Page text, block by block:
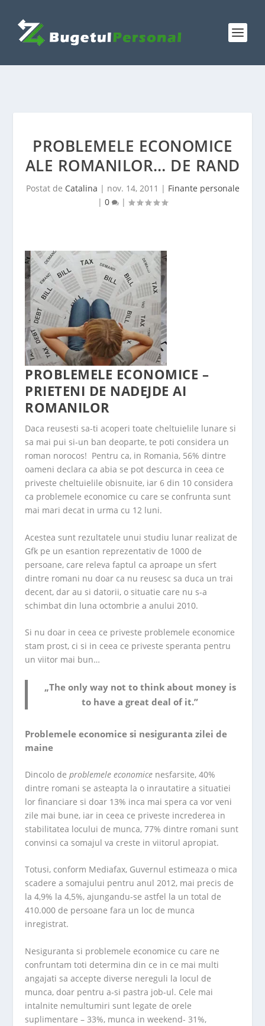
PROBLEMELE ECONOMICE
ALE ROMANILOR… DE RAND
Postat de Catalina | nov. 14, 2011 | Finante personale
| 0 |
PROBLEMELE ECONOMICE –
PRIETENI DE NADEJDE AI
ROMANILOR
Daca reusesti sa-ti acoperi toate cheltuielile lunare si
sa mai pui si-un ban deoparte, te poti considera un
roman norocos! Pentru ca, in Romania, 56% dintre
oameni declara ca abia se pot descurca in ceea ce
priveste cheltuielile obisnuite, iar 6 din 10 considera
ca problemele economice cu care se confrunta sunt
mai mari decat in urma cu 12 luni.
Acestea sunt rezultatele unui studiu lunar realizat de
Gfk pe un esantion reprezentativ de 1000 de
persoane, care releva faptul ca aproape un sfert
dintre romani nu doar ca nu reusesc sa duca un trai
decent, dar au si datorii, o situatie care nu s-a
schimbat din luna octombrie a anului 2010.
Si nu doar in ceea ce priveste problemele economice
stam prost, ci si in ceea ce priveste speranta pentru
un viitor mai bun…
„The only way not to think about money is
to have a great deal of it.”
Problemele economice si nesiguranta zilei de
maine
Dincolo de problemele economice nesfarsite, 40%
dintre romani se asteapta la o inrautatire a situatiei
lor financiare si doar 13% inca mai spera ca vor veni
zile mai bune, iar in ceea ce priveste increderea in
stabilitatea locului de munca, 77% dintre romani sunt
convinsi ca somajul va creste in viitorul apropiat.
Totusi, conform Mediafax, Guvernul estimeaza o mica
scadere a somajului pentru anul 2012, mai precis de
la 4,9% la 4,5%, ajungandu-se astfel la un total de
410.000 de persoane fara un loc de munca
inregistrat.
Nesiguranta si problemele economice cu care ne
confruntam toti determina din ce in ce mai multi
angajati sa accepte diverse nereguli la locul de
munca, doar pentru a-si pastra job-ul. Cele mai
intalnite nemultumiri sunt legate de orele
suplimentare – 33%, munca in weekend- 31%,